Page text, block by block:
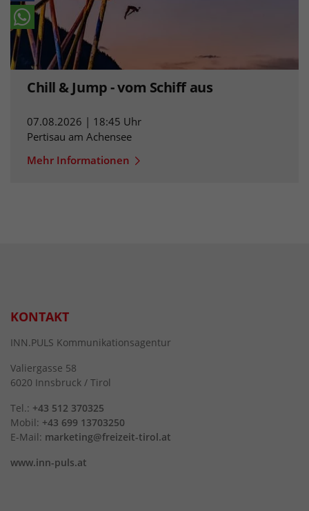
Chill & Jump - vom Schiff aus
07.08.2026 | 18:45 Uhr
Pertisau am Achensee
Mehr Informationen
KONTAKT
INN.PULS Kommunikationsagentur
Valiergasse 58
6020 Innsbruck / Tirol
Tel.: +43 512 370325
Mobil: +43 699 13703250
E-Mail: marketing@freizeit-tirol.at
www.inn-puls.at